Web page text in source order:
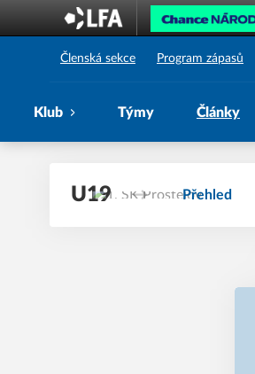
Členská sekce Program zápasů
Klub Týmy Články
U19 Přehled